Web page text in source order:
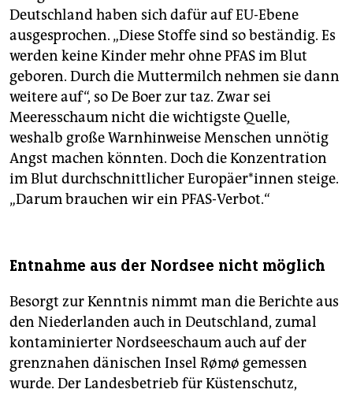
Deutschland haben sich dafür auf EU-Ebene
ausgesprochen. „Diese Stoffe sind so beständig. Es
werden keine Kinder mehr ohne PFAS im Blut
geboren. Durch die Muttermilch nehmen sie dann
weitere auf“, so De Boer zur taz. Zwar sei
Meeresschaum nicht die wichtigste Quelle,
weshalb große Warnhinweise Menschen unnötig
Angst machen könnten. Doch die Konzentration
im Blut durchschnittlicher Eu­ro­päe­r*in­nen steige.
„Darum brauchen wir ein PFAS-Verbot.“
Entnahme aus der Nordsee nicht möglich
Besorgt zur Kenntnis nimmt man die Berichte aus
den Niederlanden auch in Deutschland, zumal
kontaminierter Nord­see­schaum auch auf der
grenznahen dänischen Insel Rømø gemessen
wurde. Der Landesbetrieb für Küstenschutz,